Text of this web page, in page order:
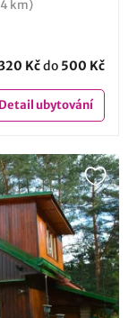
km)
Kčdo 500 Kč
Detailubytování